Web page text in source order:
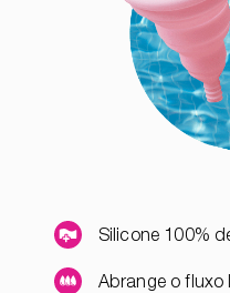
Silicone 100%
Abrange o fluxo